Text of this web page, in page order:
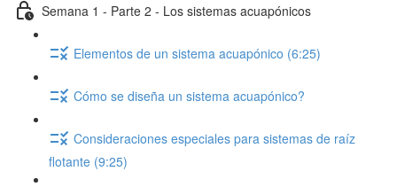
Semana 1 - Parte 2 - Los sistemas acuapónicos
Elementos de un sistema acuapónico (6:25)
Cómo se diseña un sistema acuapónico?
Consideraciones especiales para sistemas de raíz
flotante (9:25)